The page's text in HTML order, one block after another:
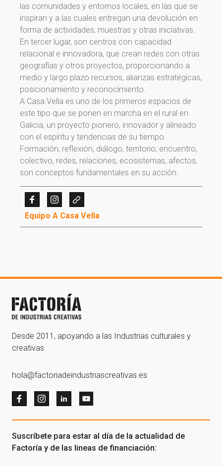
¡Gracias por suscribirte a
nuestra newsletter!
¡Gracias por suscribirte a nuestra newsletter!
Ir a la home
las comunidades y entornos locales, en las que se
inspiran y a las cuales entregan una devolución en
forma de actividades, muestras y otras iniciativas.
En tercer lugar, son centros con capacidad
relacional e innovadora, que crean redes con otras
geografías y otros proyectos, proporcionando a
medio y largo plazo recursos, alianzas estratégicas,
posicionamiento y reconocimiento.
A Casa Vella es uno de los primeros espacios de
este tipo que se ponen en marcha en el rural en
Galicia, un proyecto pionero, innovador y alineado
con el espíritu y tendencias de su tiempo.
Formación, reflexión, diálogo, territorio, encuentro,
colectivo, redes, relaciones, ecosistemas, afectos,
son conceptos fundamentales en su acción.
Equipo A Casa Vella
Desde 2011, apoyando a las Industrias culturales y
creativas
hola@factoriadeindustriascreativas.es
Suscríbete para estar al día de la actualidad de
Factoría y de las lineas de financiación: